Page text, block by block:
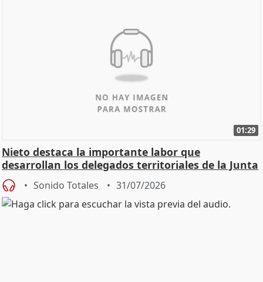
01:29
Nieto destaca la importante labor que
desarrollan los delegados territoriales de la Junta
Sonido Totales 31/07/2026